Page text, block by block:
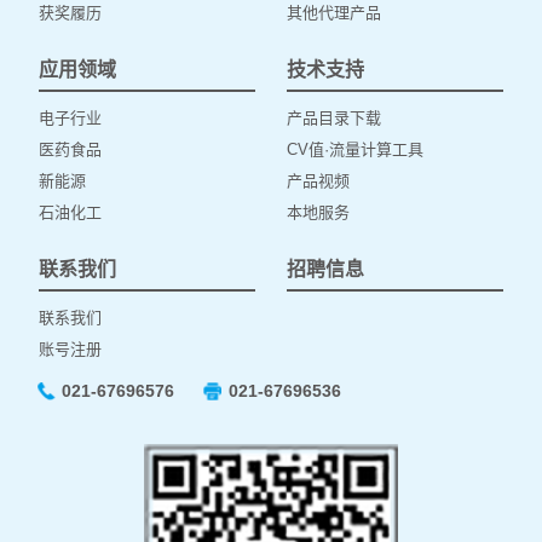
获奖履历 其他代理产品
应用领域
电子行业
医药食品
新能源
石油化工
技术支持
产品目录下载
CV值·流量计算工具
产品视频
本地服务
联系我们
联系我们
账号注册
招聘信息
021-67696576 021-67696536